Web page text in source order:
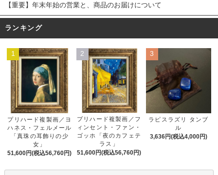
【重要】年末年始の営業と、商品のお届けについて
ランキング
1
プリハード複製画／ヨ
ハネス・フェルメール
「真珠の耳飾りの少
女」
51,600円(税込56,760円)
2
プリハード複製画／フ
ィンセント・ファン・
ゴッホ「夜のカフェテ
ラス」
51,600円(税込56,760円)
3
ラピスラズリ タンブ
ル
3,636円(税込4,000円)